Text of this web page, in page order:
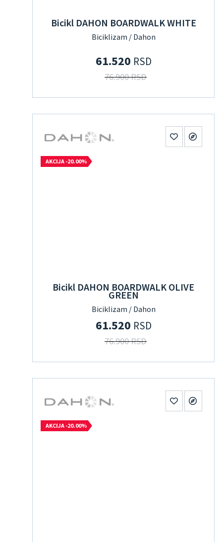
Bicikl DAHON BOARDWALK WHITE
Biciklizam / Dahon
61.520 RSD
76.900 RSD
AKCIJA -20.00%
Bicikl DAHON BOARDWALK OLIVE
GREEN
Biciklizam / Dahon
61.520 RSD
76.900 RSD
AKCIJA -20.00%